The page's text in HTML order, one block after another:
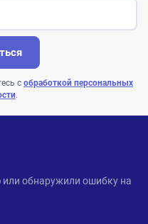
с обработкой персональных
.
обнаружили ошибку на